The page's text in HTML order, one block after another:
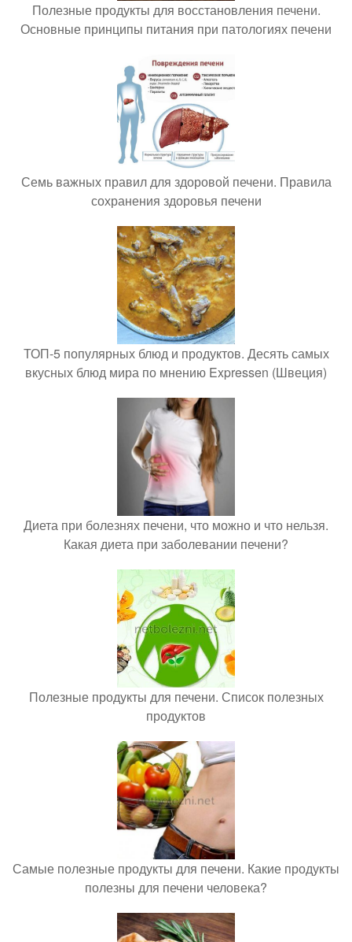
Полезные продукты для восстановления печени.
Основные принципы питания при патологиях печени
Семь важных правил для здоровой печени. Правила
сохранения здоровья печени
ТОП-5 популярных блюд и продуктов. Десять самых
вкусных блюд мира по мнению Expressen (Швеция)
Диета при болезнях печени, что можно и что нельзя.
Какая диета при заболевании печени?
Полезные продукты для печени. Список полезных
продуктов
Самые полезные продукты для печени. Какие продукты
полезны для печени человека?